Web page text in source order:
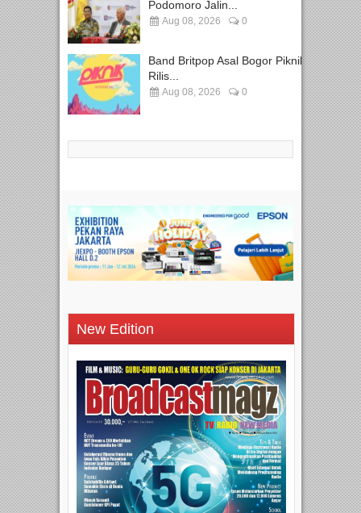
Podomoro Jalin...
Aug 08, 2026 0
Band Britpop Asal Bogor Piknik
Rilis...
Aug 08, 2026 0
New Edition